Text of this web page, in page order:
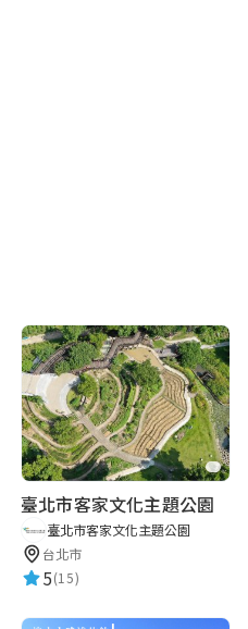
臺北市客家文化主題公園
臺北市客家文化主題公園
台北市
5(15)